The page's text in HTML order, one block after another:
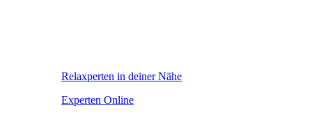
Relaxperten in deiner Nähe
Experten Online